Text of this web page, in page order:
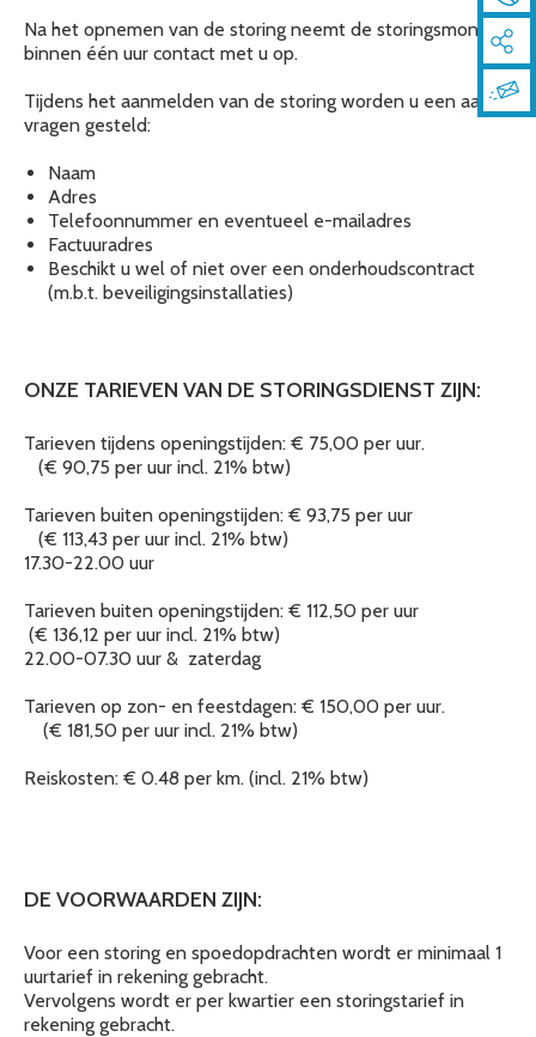
Na het opnemen van de storing neemt de storingsmonteur
binnen één uur contact met u op.
Tijdens het aanmelden van de storing worden u een aantal
vragen gesteld:
Naam
Adres
Telefoonnummer en eventueel e-mailadres
Factuuradres
Beschikt u wel of niet over een onderhoudscontract
(m.b.t. beveiligingsinstallaties)
ONZE TARIEVEN VAN DE STORINGSDIENST ZIJN:
Tarieven tijdens openingstijden: € 75,00 per uur.
(€ 90,75 per uur incl. 21% btw)
Tarieven buiten openingstijden: € 93,75 per uur
(€ 113,43 per uur incl. 21% btw)
17.30-22.00 uur
Tarieven buiten openingstijden: € 112,50 per uur
(€ 136,12 per uur incl. 21% btw)
22.00-07.30 uur & zaterdag
Tarieven op zon- en feestdagen: € 150,00 per uur.
(€ 181,50 per uur incl. 21% btw)
Reiskosten: € 0.48 per km. (incl. 21% btw)
DE VOORWAARDEN ZIJN:
Voor een storing en spoedopdrachten wordt er minimaal 1
uurtarief in rekening gebracht.
Vervolgens wordt er per kwartier een storingstarief in
rekening gebracht.